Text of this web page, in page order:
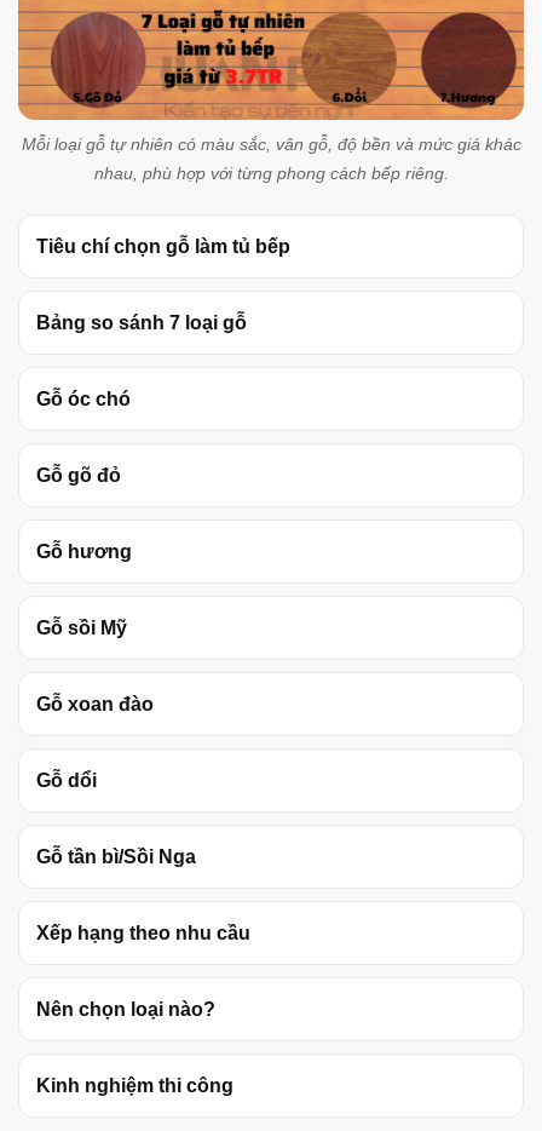
Mỗi loại gỗ tự nhiên có màu sắc, vân gỗ, độ bền và mức giá khác
nhau, phù hợp với từng phong cách bếp riêng.
Tiêu chí chọn gỗ làm tủ bếp
Bảng so sánh 7 loại gỗ
Gỗ óc chó
Gỗ gõ đỏ
Gỗ hương
Gỗ sồi Mỹ
Gỗ xoan đào
Gỗ dổi
Gỗ tần bì/Sồi Nga
Xếp hạng theo nhu cầu
Nên chọn loại nào?
Kinh nghiệm thi công